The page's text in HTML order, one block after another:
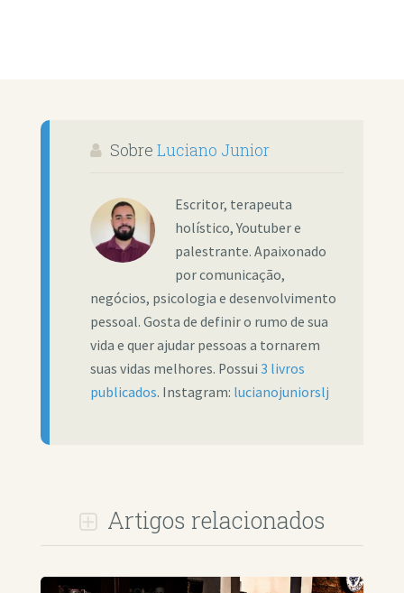
Sobre Luciano Junior
Escritor, terapeuta
holístico, Youtuber e
palestrante. Apaixonado
por comunicação,
negócios, psicologia e desenvolvimento
pessoal. Gosta de definir o rumo de sua
vida e quer ajudar pessoas a tornarem
suas vidas melhores. Possui 3 livros
publicados. Instagram: lucianojuniorslj
Artigos relacionados